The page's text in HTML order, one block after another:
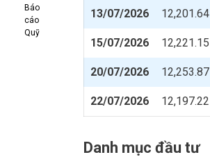
Báo
cáo
Quỹ
13/07/2026 12,201.64
15/07/2026 12,221.15
20/07/2026 12,253.87
22/07/2026 12,197.22
Danh mục đầu tư